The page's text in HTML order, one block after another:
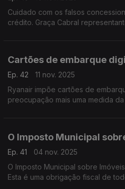
Cuidado com os falsos
crédito. Graça Cabral
Cartões de embarque
Ep. 42
11 nov. 2025
Ryanair impõe cartões de
preocupação mais uma medida
O Imposto Municipal
Ep. 41
04 nov. 2025
O Imposto Municipal sobre
Esta é uma obrigação fiscal de